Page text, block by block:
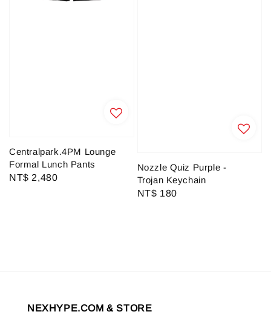
Centralpark.4PM Lounge
Formal Lunch Pants
Regular
NT$ 2,480
Nozzle Quiz Purple -
Trojan Keychain
Regular
NT$ 180
NEXHYPE.COM & STORE